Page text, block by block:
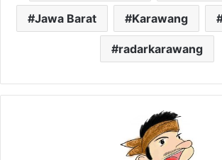
Jawa Barat Karawang
radarkarawang